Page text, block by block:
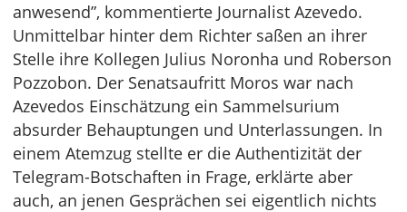
anwesend”, kommentierte Journalist Azevedo.
Unmittelbar hinter dem Richter saßen an ihrer
Stelle ihre Kollegen Julius Noronha und Roberson
Pozzobon. Der Senatsaufritt Moros war nach
Azevedos Einschätzung ein Sammelsurium
absurder Behauptungen und Unterlassungen. In
einem Atemzug stellte er die Authentizität der
Telegram-Botschaften in Frage, erklärte aber
auch, an jenen Gesprächen sei eigentlich nichts